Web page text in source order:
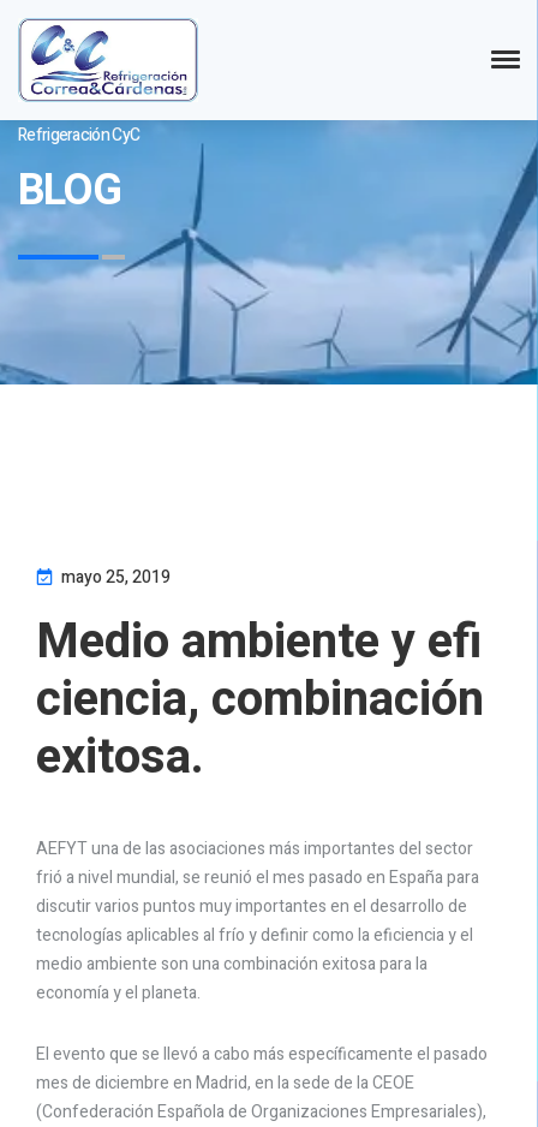
Refrigeración CyC
BLOG
mayo 25, 2019
Medio ambiente y efi
ciencia, combinación
exitosa.
AEFYT una de las asociaciones más importantes del sector
frió a nivel mundial, se reunió el mes pasado en España para
discutir varios puntos muy importantes en el desarrollo de
tecnologías aplicables al frío y definir como la eficiencia y el
medio ambiente son una combinación exitosa para la
economía y el planeta.
El evento que se llevó a cabo más específicamente el pasado
mes de diciembre en Madrid, en la sede de la CEOE
(Confederación Española de Organizaciones Empresariales),